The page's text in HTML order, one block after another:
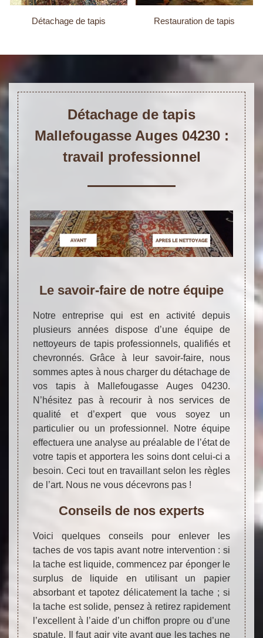
Détachage de tapis Restauration de tapis
Détachage de tapis
Mallefougasse Auges 04230 :
travail professionnel
Le savoir-faire de notre équipe
Notre entreprise qui est en activité depuis
plusieurs années dispose d’une équipe de
nettoyeurs de tapis professionnels, qualifiés et
chevronnés. Grâce à leur savoir-faire, nous
sommes aptes à nous charger du détachage de
vos tapis à Mallefougasse Auges 04230.
N’hésitez pas à recourir à nos services de
qualité et d’expert que vous soyez un
particulier ou un professionnel. Notre équipe
effectuera une analyse au préalable de l’état de
votre tapis et apportera les soins dont celui-ci a
besoin. Ceci tout en travaillant selon les règles
de l’art. Nous ne vous décevrons pas !
Conseils de nos experts
Voici quelques conseils pour enlever les
taches de vos tapis avant notre intervention : si
la tache est liquide, commencez par éponger le
surplus de liquide en utilisant un papier
absorbant et tapotez délicatement la tache ; si
la tache est solide, pensez à retirez rapidement
l’excellent à l’aide d’un chiffon propre ou d’une
spatule. Il faut agir vite avant que les taches ne